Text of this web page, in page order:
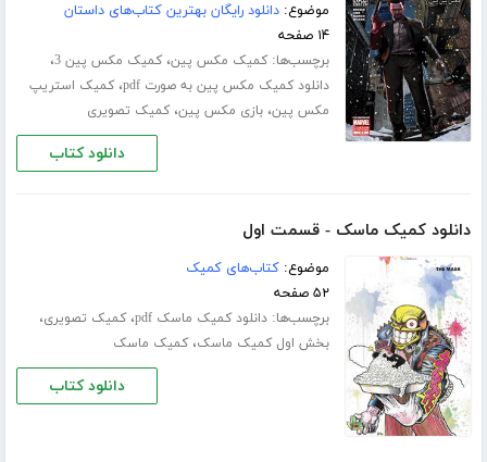
موضوع:دانلود رایگان بهترین کتاب‌های داستان
۱۴ صفحه
برچسب‌ها:کمیک مکس پین،کمیک مکس پین 3 ،
دانلود کمیک مکس پین به صورت pdf ،کمیک استریپ
مکس پین،بازی مکس پین،کمیک تصویری
دانلود کتاب
دانلود کمیک ماسک - قسمت اول
موضوع:کتاب‌های کمیک
۵۲ صفحه
برچسب‌ها:دانلود کمیک ماسک pdf ،کمیک تصویری،
بخش اول کمیک ماسک،کمیک ماسک
دانلود کتاب